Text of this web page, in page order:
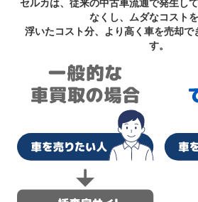
セルカは、従来の中古車流通で発生し
なくし、ムダなコスト
浮いたコスト分、より高く車を売却で
す。